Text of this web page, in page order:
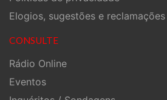
Elogios, sugestões e reclamações
CONSULTE
Rádio Online
Eventos